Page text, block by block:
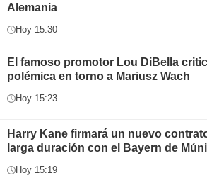
Alemania
Hoy 15:30
El famoso promotor Lou DiBella
polémica en torno a Mariusz Wach
Hoy 15:23
Harry Kane firmará un nuevo
larga duración con el Bayern de
Hoy 15:19